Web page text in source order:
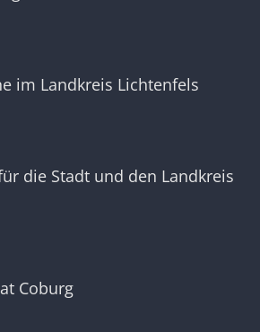
im Landkreis Lichtenfels
die Stadt und den Landkreis
Coburg